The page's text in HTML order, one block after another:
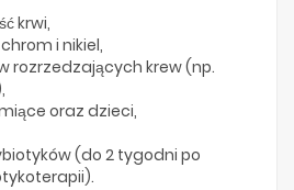
krwi,
i nikiel,
rozrzedzających krew (np.
oraz dzieci,
(do 2 tygodni po